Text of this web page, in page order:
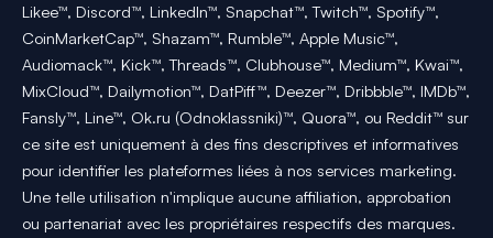
Likee™, Discord™, LinkedIn™, Snapchat™, Twitch™, Spotify™,
CoinMarketCap™, Shazam™, Rumble™, Apple Music™,
Audiomack™, Kick™, Threads™, Clubhouse™, Medium™, Kwai™,
MixCloud™, Dailymotion™, DatPiff™, Deezer™, Dribbble™, IMDb™,
Fansly™, Line™, Ok.ru (Odnoklassniki)™, Quora™, ou Reddit™ sur
ce site est uniquement à des fins descriptives et informatives
pour identifier les plateformes liées à nos services marketing.
Une telle utilisation n'implique aucune affiliation, approbation
ou partenariat avec les propriétaires respectifs des marques.